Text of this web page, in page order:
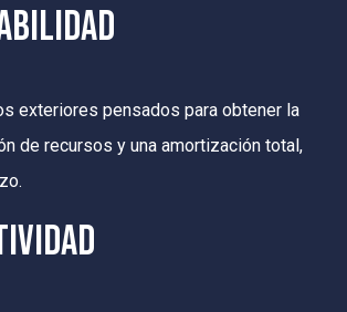
exteriores pensados para obtener la
de recursos y una amortización total,